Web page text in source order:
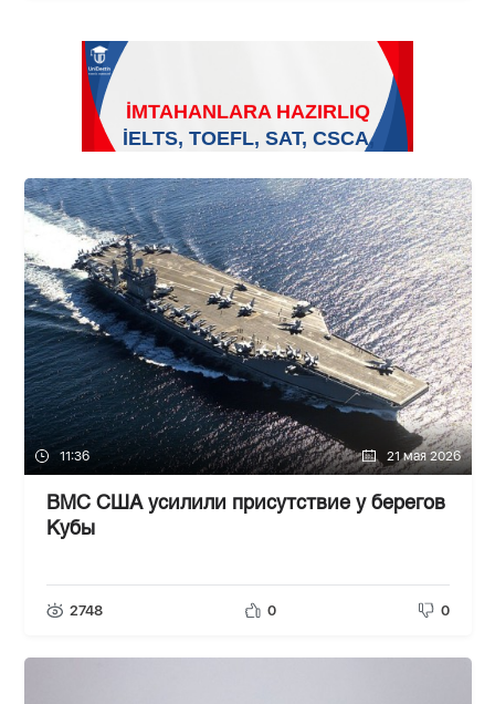
11:36 21 мая 2026
ВМС США усилили присутствие у берегов
Кубы
2748 0 0